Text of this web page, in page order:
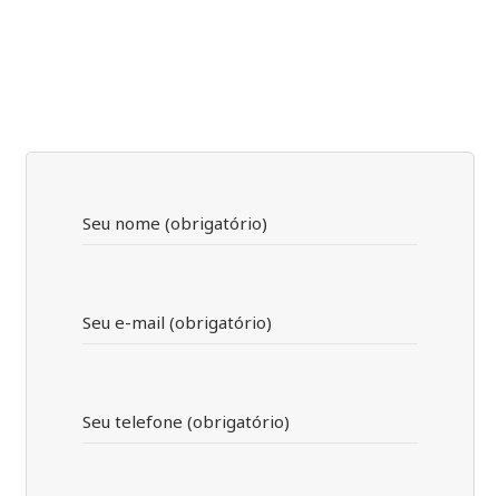
Seu nome (obrigatório)
Seu e-mail (obrigatório)
Seu telefone (obrigatório)